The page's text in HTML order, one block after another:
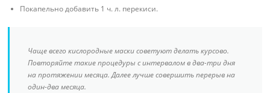
Покапельно добавить 1 ч. л. перекиси.
Чаще всего кислородные маски советуют делать курсово.
Повторяйте такие процедуры с интервалом в два-три дня
на протяжении месяца. Далее лучше совершить перерыв на
один-два месяца.